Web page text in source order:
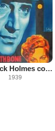
Sherlock Holmes contra Moriarty
1939